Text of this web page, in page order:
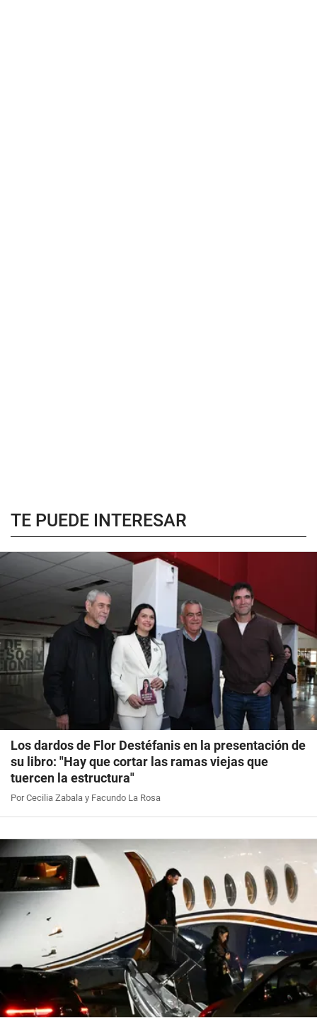
TE PUEDE INTERESAR
Los dardos de Flor Destéfanis en la presentación de
su libro: "Hay que cortar las ramas viejas que
tuercen la estructura"
Por Cecilia Zabala y Facundo La Rosa